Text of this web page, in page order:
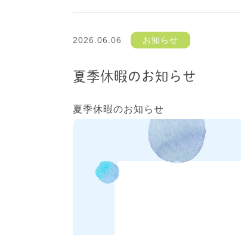
2026.06.06 お知らせ
夏季休暇のお知らせ
夏季休暇のお知らせ